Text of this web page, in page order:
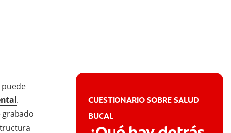
puede
.
grabado
CUESTIONARIO SOBRE SALUD
BUCAL